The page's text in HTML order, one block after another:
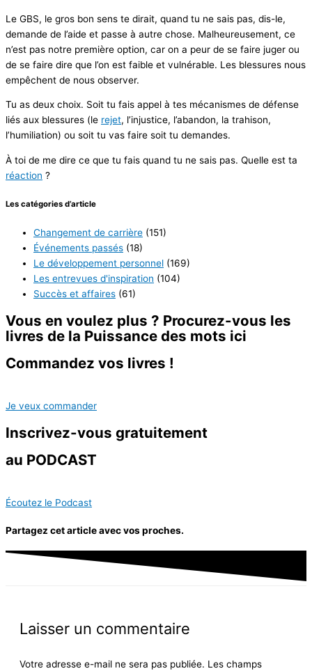
Le GBS, le gros bon sens te dirait, quand tu ne sais pas, dis-le,
demande de l’aide et passe à autre chose. Malheureusement, ce
n’est pas notre première option, car on a peur de se faire juger ou
de se faire dire que l’on est faible et vulnérable. Les blessures nous
empêchent de nous observer.
Tu as deux choix. Soit tu fais appel à tes mécanismes de défense
liés aux blessures (le rejet, l’injustice, l’abandon, la trahison,
l’humiliation) ou soit tu vas faire soit tu demandes.
À toi de me dire ce que tu fais quand tu ne sais pas. Quelle est ta
réaction ?
Les catégories d’article
Changement de carrière (151)
Événements passés (18)
Le développement personnel (169)
Les entrevues d'inspiration (104)
Succès et affaires (61)
Vous en voulez plus ? Procurez-vous les
livres de la Puissance des mots ici
Commandez vos livres !
Je veux commander
Inscrivez-vous gratuitement
au PODCAST
Écoutez le Podcast
Partagez cet article avec vos proches.
Laisser un commentaire
Votre adresse e-mail ne sera pas publiée. Les champs